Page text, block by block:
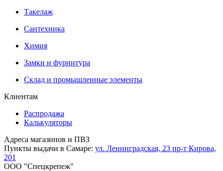
Такелаж
Сантехника
Химия
Замки и фурнитура
Склад и промышленные элементы
Клиентам
Распродажа
Калькуляторы
Адреса магазинов и ПВЗ
Пункты выдачи в Самаре: ул. Ленинградская, 23 пр-т Кирова,
201
ООО "Спецкрепеж"